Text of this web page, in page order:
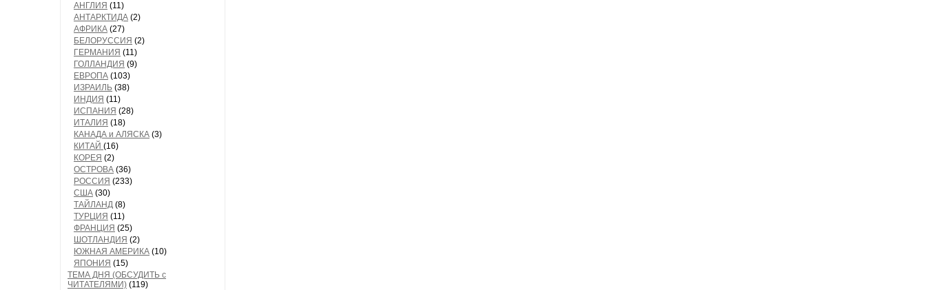
АНГЛИЯ (11)
АНТАРКТИДА (2)
АФРИКА (27)
БЕЛОРУССИЯ (2)
ГЕРМАНИЯ (11)
ГОЛЛАНДИЯ (9)
ЕВРОПА (103)
ИЗРАИЛЬ (38)
ИНДИЯ (11)
ИСПАНИЯ (28)
ИТАЛИЯ (18)
КАНАДА и АЛЯСКА (3)
КИТАЙ (16)
КОРЕЯ (2)
ОСТРОВА (36)
РОССИЯ (233)
США (30)
ТАЙЛАНД (8)
ТУРЦИЯ (11)
ФРАНЦИЯ (25)
ШОТЛАНДИЯ (2)
ЮЖНАЯ АМЕРИКА (10)
ЯПОНИЯ (15)
ТЕМА ДНЯ (ОБСУДИТЬ с
ЧИТАТЕЛЯМИ) (119)